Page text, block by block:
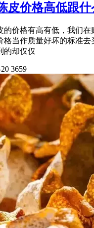
皮价格高低跟什
的价格有高有低，我们在
格当作质量好坏的标准去
的却仅仅
3659